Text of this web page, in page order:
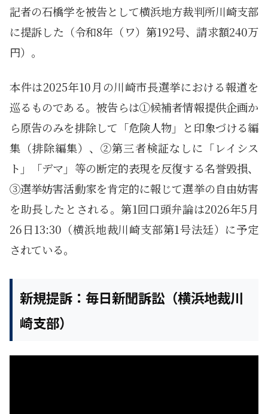
記者の石橋学を被告として横浜地方裁判所川崎支部
に提訴した（令和8年（ワ）第192号、請求額240万
円）。
本件は2025年10月の川崎市長選挙における報道を
巡るものである。被告らは①候補者情報提供企画か
ら原告のみを排除して「危険人物」と印象づける編
集（排除編集）、②第三者検証なしに「レイシス
ト」「デマ」等の断定的表現を反復する名誉毀損、
③選挙妨害活動家を肯定的に報じて選挙の自由妨害
を助長したとされる。第1回口頭弁論は2026年5月
26日13:30（横浜地裁川崎支部第1号法廷）に予定
されている。
新規提訴：毎日新聞訴訟（横浜地裁川
崎支部）